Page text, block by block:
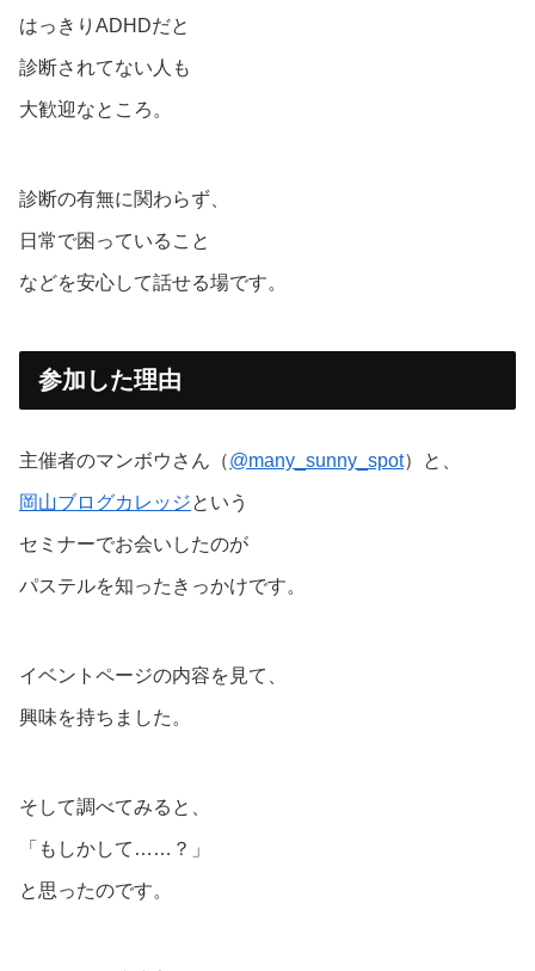
はっきりADHDだと
診断されてない人も
大歓迎なところ。
診断の有無に関わらず、
日常で困っていること
などを安心して話せる場です。
参加した理由
主催者のマンボウさん（@many_sunny_spot）と、
岡山ブログカレッジという
セミナーでお会いしたのが
パステルを知ったきっかけです。
イベントページの内容を見て、
興味を持ちました。
そして調べてみると、
「もしかして……？」
と思ったのです。